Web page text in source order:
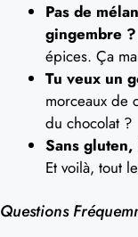
Pas de
gingembre ?
épices. Ça
Tu veux un
morceaux de
du chocolat ?
Sans
Et voilà, tout
Questions